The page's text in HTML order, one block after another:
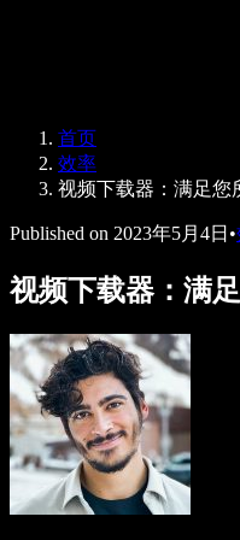
SIMBA 语音助手
Speechify 开发者平台
首页
效率
视频下载器：满足您
Published on 2023年5月4日 •
视频下载器：满